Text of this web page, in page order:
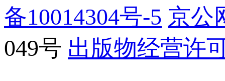
备10014304号-5 京公
049号 出版物经营许